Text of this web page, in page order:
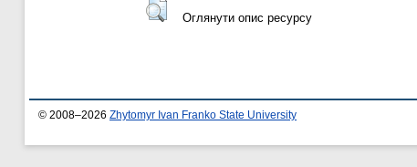
Оглянути опис ресурсу
© 2008–2026 Zhytomyr Ivan Franko State University